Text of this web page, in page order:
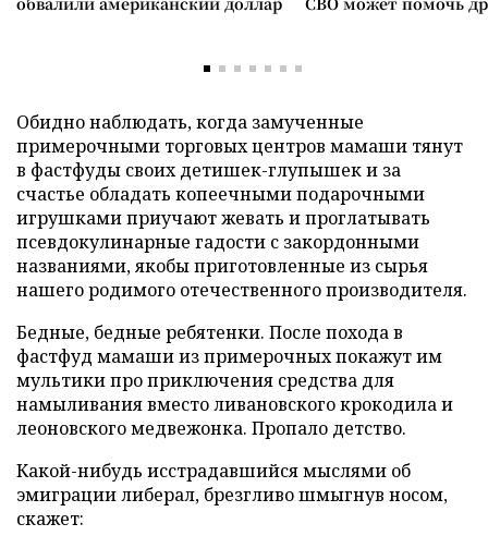
Обидно наблюдать, когда замученные
примерочными торговых центров мамаши тянут
в фастфуды своих детишек-глупышек и за
счастье обладать копеечными подарочными
игрушками приучают жевать и проглатывать
псевдокулинарные гадости с закордонными
названиями, якобы приготовленные из сырья
нашего родимого отечественного производителя.
Бедные, бедные ребятенки. После похода в
фастфуд мамаши из примерочных покажут им
мультики про приключения средства для
намыливания вместо ливановского крокодила и
леоновского медвежонка. Пропало детство.
Какой-нибудь исстрадавшийся мыслями об
эмиграции либерал, брезгливо шмыгнув носом,
скажет: